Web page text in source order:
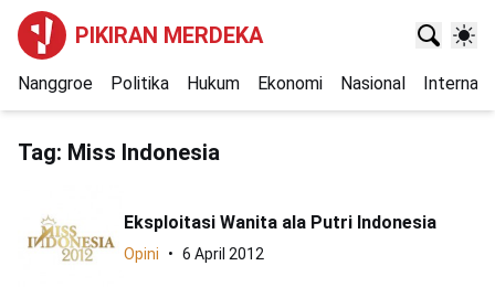
PIKIRAN MERDEKA
Nanggroe Politika Hukum Ekonomi Nasional
Tag: Miss Indonesia
Eksploitasi Wanita ala Putri Indonesia
Opini 6 April 2012